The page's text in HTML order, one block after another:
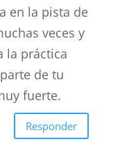
en la pista de
veces y
la práctica
de tu
fuerte.
Responder